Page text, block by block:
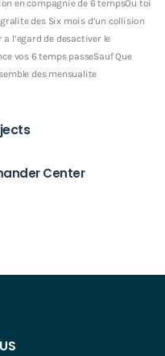
en compagnie de 6 tempsOu toi
des Six mois d’un collision
l’egard de desactiver le
vos 6 temps passeSauf Que
des mensualite
Center